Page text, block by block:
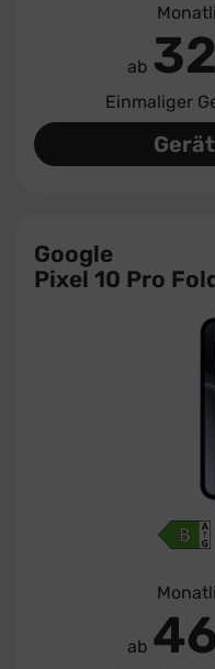
ab
Einmaliger
Google
Pixel 10 Pro
ab